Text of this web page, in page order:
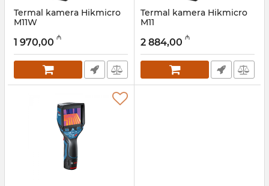
Termal kamera Hikmicro
M11W
12018249
1 970,00 ₼
Termal kamera Hikmicro
M11
12018250
2 884,00 ₼